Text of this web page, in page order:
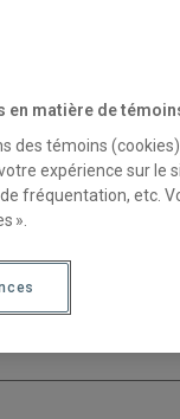
//
Description
en matière de
des témoins
expérience sur le
fréquentation, etc.
».